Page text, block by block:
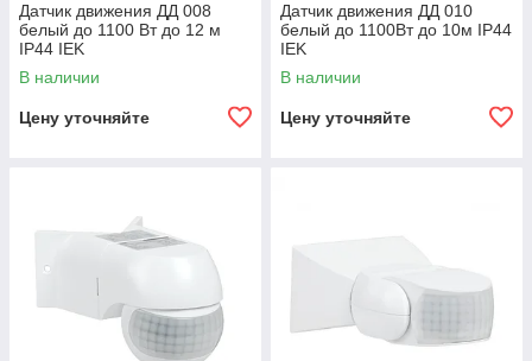
Датчик движения ДД 008
белый до 1100 Вт до 12 м
IP44 IEK
В наличии
Цену уточняйте
Датчик движения ДД 010
белый до 1100Вт до 10м IP44
IEK
В наличии
Цену уточняйте